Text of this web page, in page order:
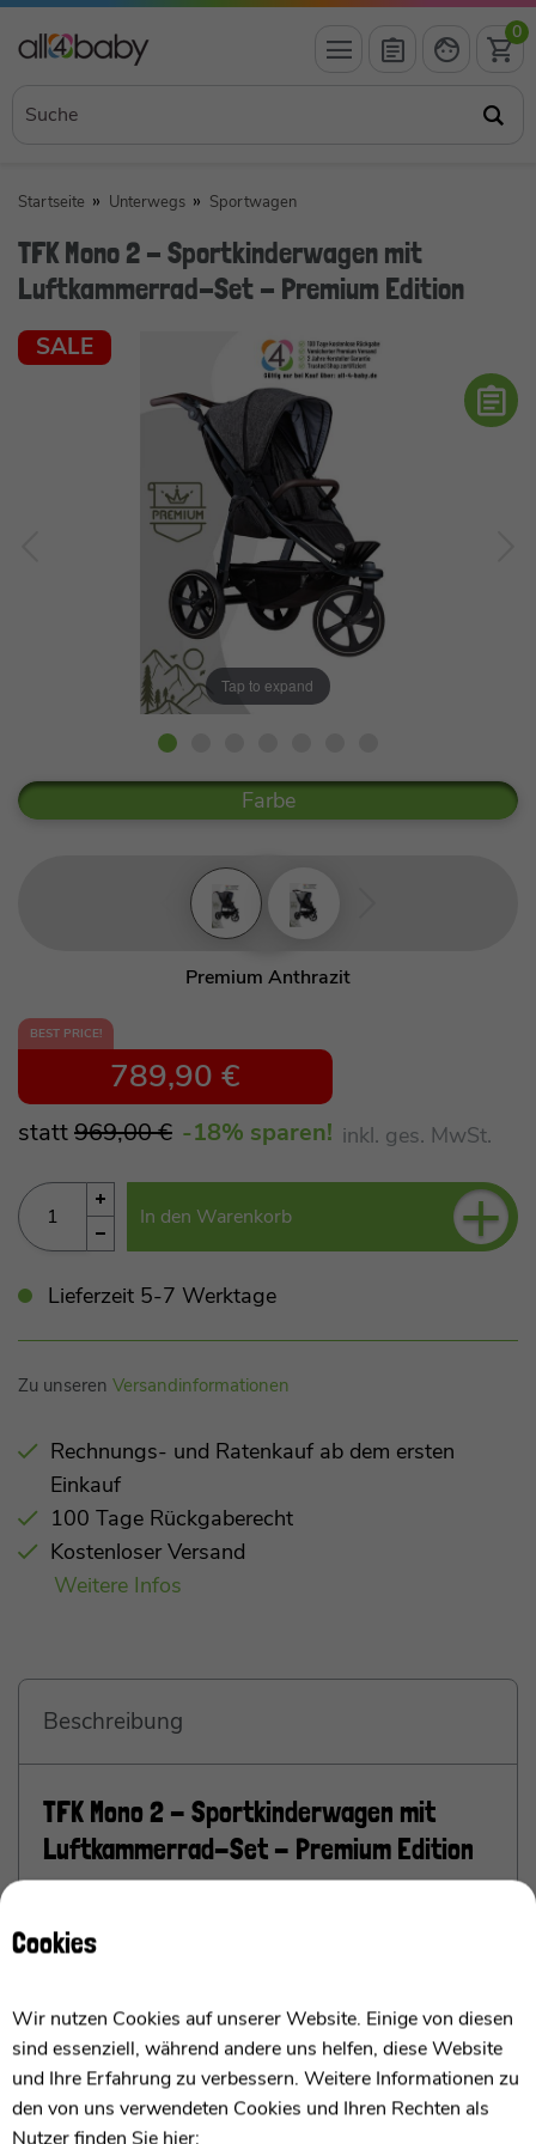
0
Startseite Unterwegs Sportwagen
TFK Mono 2 - Sportkinderwagen mit
Luftkammerrad-Set - Premium Edition
SALE
Tap to expand
Farbe
Premium Anthrazit
BEST PRICE!
789,90 €
statt969,00 € -18% sparen! inkl. ges. MwSt.
In den Warenkorb +
Lieferzeit 5-7 Werktage
Zu unseren Versandinformationen
Rechnungs- und Ratenkauf ab dem ersten
Einkauf
100 Tage Rückgaberecht
Kostenloser Versand
Weitere Infos
Beschreibung
TFK Mono 2 - Sportkinderwagen mit
Luftkammerrad-Set - Premium Edition
Geeignet abca. 9 Monaten bis 4 Jahren-
Suitable for children from about 9 months up to
4 years
Stufenlos verstellbare, atmungsaktive und
Cookies
Wir nutzen Cookies auf unserer Website. Einige von diesen
sind essenziell, während andere uns helfen, diese Website
und Ihre Erfahrung zu verbessern. Weitere Informationen zu
den von uns verwendeten Cookies und Ihren Rechten als
Nutzer finden Sie hier: